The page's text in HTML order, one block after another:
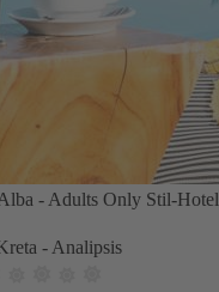
- Adults Only Stil-Hotel
- Analipsis